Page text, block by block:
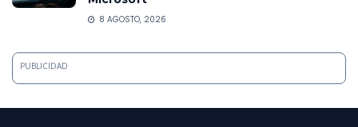
8 AGOSTO, 2026
PUBLICIDAD